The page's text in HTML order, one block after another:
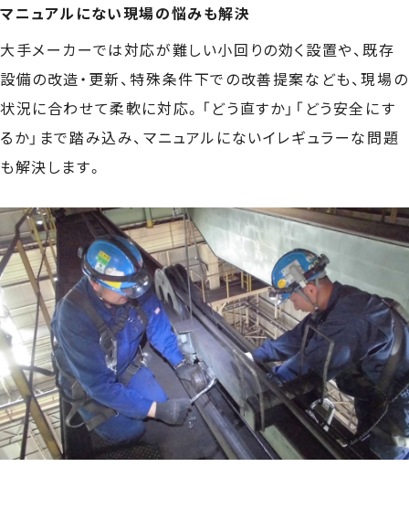
マニュアルにない現場の悩みも解決
大手メーカーでは対応が難しい小回りの効く設置や、既存
設備の改造・更新、特殊条件下での改善提案なども、現場の
状況に合わせて柔軟に対応。「どう直すか」「どう安全にす
るか」まで踏み込み、マニュアルにないイレギュラーな問題
も解決します。